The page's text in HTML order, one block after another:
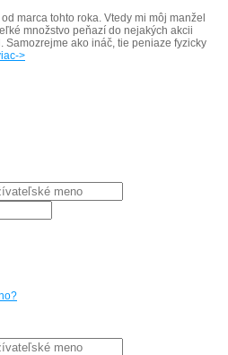
marca tohto roka. Vtedy mi môj manžel
množstvo peňazí do nejakých akcii
Samozrejme ako ináč, tie peniaze fyzicky
>